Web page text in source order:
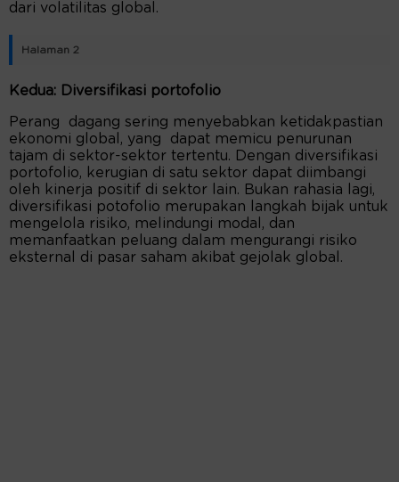
dari volatilitas global.
Halaman 2
Kedua: Diversifikasi portofolio
Perang dagang sering menyebabkan ketidakpastian
ekonomi global, yang dapat memicu penurunan
tajam di sektor-sektor tertentu. Dengan diversifikasi
portofolio, kerugian di satu sektor dapat diimbangi
oleh kinerja positif di sektor lain. Bukan rahasia lagi,
diversifikasi potofolio merupakan langkah bijak untuk
mengelola risiko, melindungi modal, dan
memanfaatkan peluang dalam mengurangi risiko
eksternal di pasar saham akibat gejolak global.